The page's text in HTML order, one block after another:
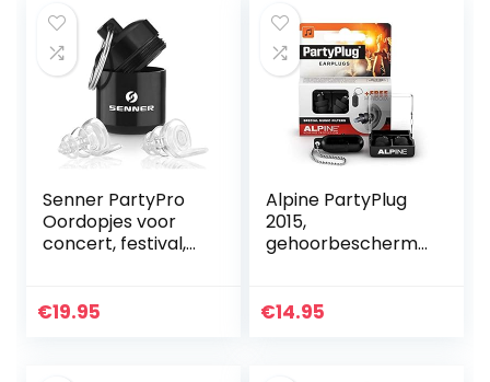
Senner PartyPro
Oordopjes voor
concert, festival,
aluminium doosje,
€19.95
Alpine PartyPlug
2015,
gehoorbeschermi
x 40 g)
€14.95